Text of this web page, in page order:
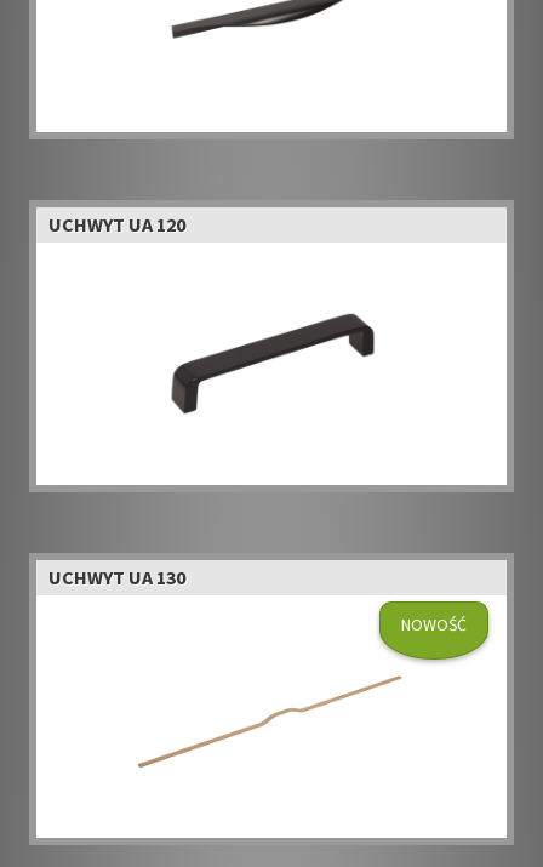
UCHWYT UA 120
UCHWYT UA 130
NOWOŚĆ